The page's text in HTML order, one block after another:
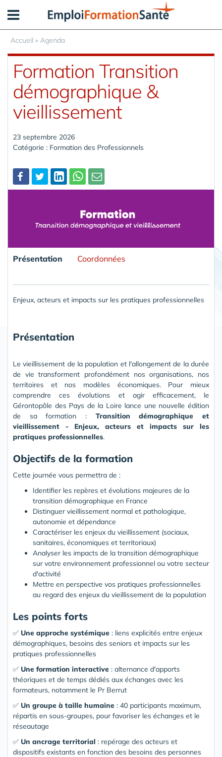
Accueil » Agenda
Formation Transition
démographique &
vieillissement
23 septembre 2026
Catégorie : Formation des Professionnels
Partager
Présentation Coordonnées
Enjeux, acteurs et impacts sur les pratiques professionnelles
Présentation
Le vieillissement de la population et l'allongement de la durée
de vie transforment profondément nos organisations, nos
territoires et nos modèles économiques. Pour mieux
comprendre ces évolutions et agir efficacement, le
Gérontopôle des Pays de la Loire lance une nouvelle édition
de sa formation : Transition démographique et
vieillissement - Enjeux, acteurs et impacts sur les
pratiques professionnelles.
Objectifs de la formation
Cette journée vous permettra de :
Identifier les repères et évolutions majeures de la
transition démographique en France
Distinguer vieillissement normal et pathologique,
autonomie et dépendance
Caractériser les enjeux du vieillissement (sociaux,
sanitaires, économiques et territoriaux)
Analyser les impacts de la transition démographique
sur votre environnement professionnel ou votre secteur
d'activité
Mettre en perspective vos pratiques professionnelles
au regard des enjeux du vieillissement de la population
Les points forts
✅ Une approche systémique : liens explicités entre enjeux
démographiques, besoins des seniors et impacts sur les
pratiques professionnelles
✅ Une formation interactive : alternance d'apports
théoriques et de temps dédiés aux échanges avec les
formateurs, notamment le Pr Berrut
✅ Un groupe à taille humaine : 40 participants maximum,
répartis en sous-groupes, pour favoriser les échanges et le
réseautage
✅ Un ancrage territorial : repérage des acteurs et
dispositifs existants en fonction des besoins des personnes